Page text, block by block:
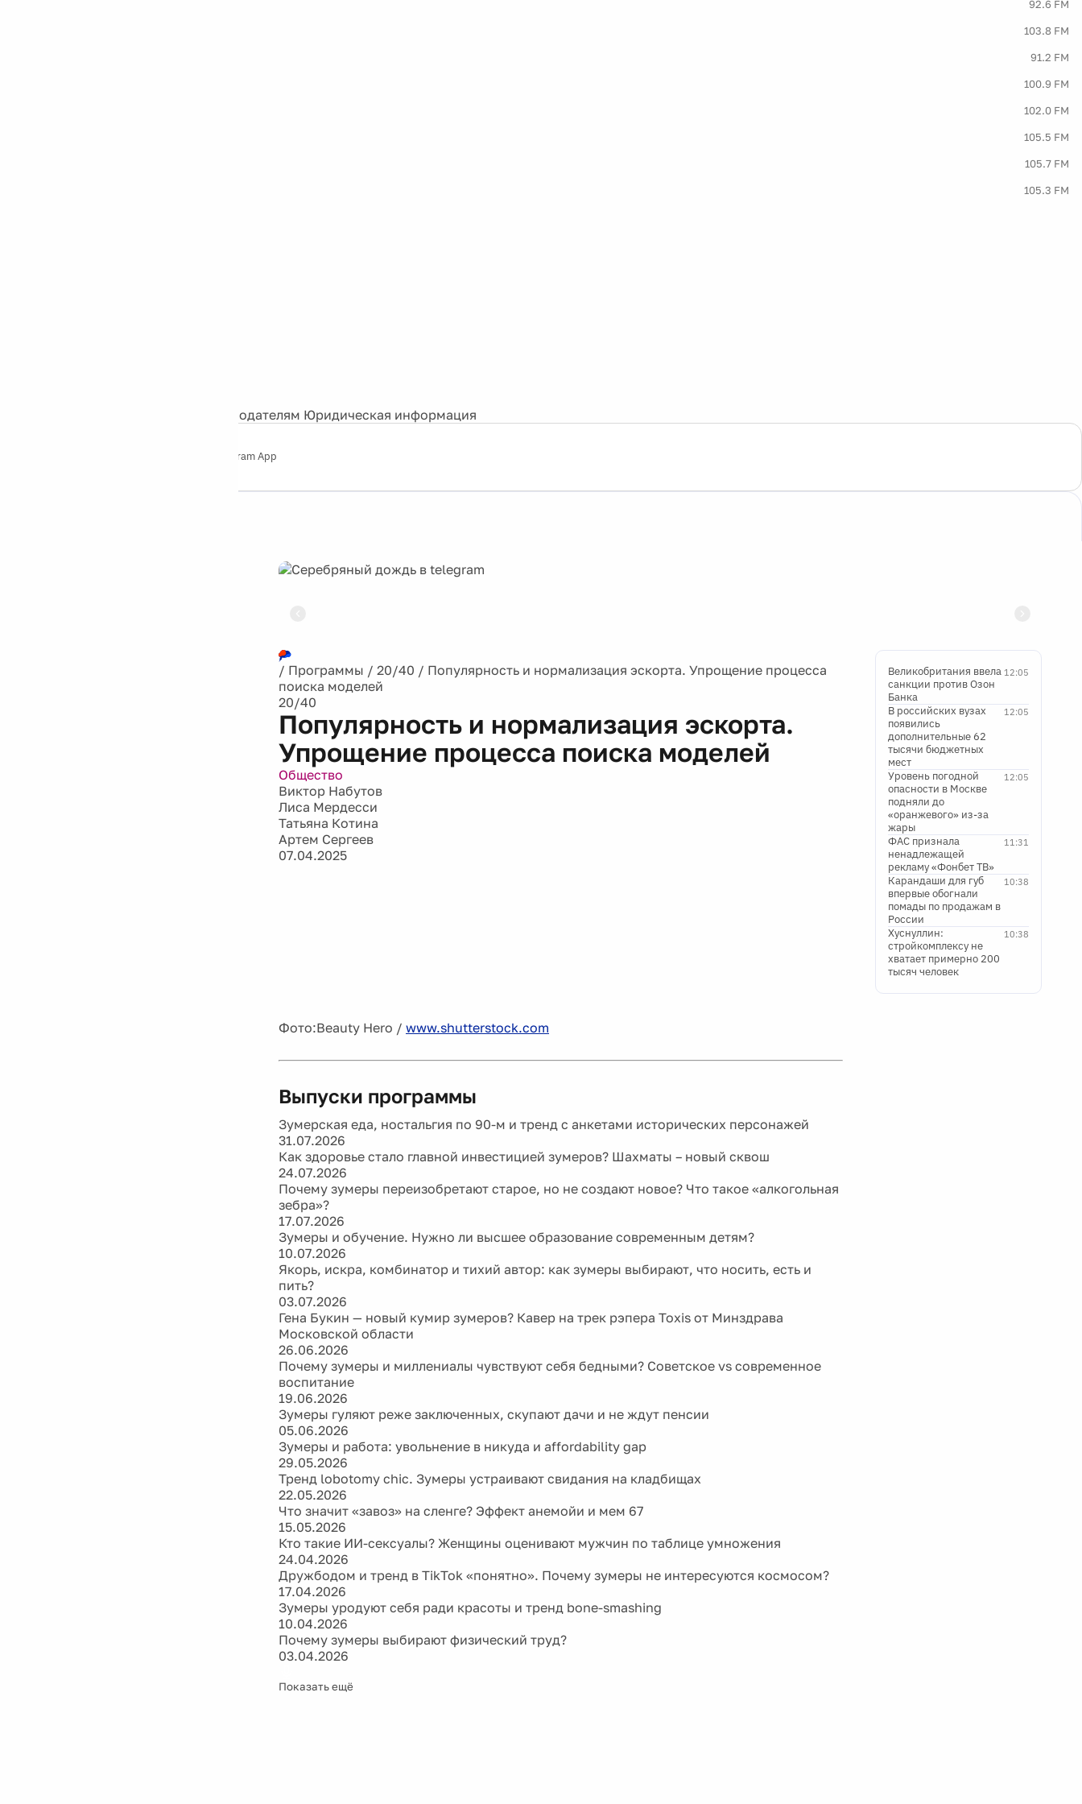
92.6 FM
103.8 FM
91.2 FM
100.9 FM
102.0 FM
105.5 FM
105.7 FM
105.3 FM
Рекламодателям Юридическая информация
Telegram App
/ Программы / 20/40 / Популярность и нормализация эскорта. Упрощение процесса
поиска моделей
20/40
Популярность и нормализация эскорта.
Упрощение процесса поиска моделей
Общество
Виктор Набутов
Лиса Мердесси
Татьяна Котина
Артем Сергеев
07.04.2025
Фото:Beauty Hero / www.shutterstock.com
Выпуски программы
Зумерская еда, ностальгия по 90-м и тренд с анкетами исторических персонажей
31.07.2026
Как здоровье стало главной инвестицией зумеров? Шахматы – новый сквош
24.07.2026
Почему зумеры переизобретают старое, но не создают новое? Что такое «алкогольная
зебра»?
17.07.2026
Зумеры и обучение. Нужно ли высшее образование современным детям?
10.07.2026
Якорь, искра, комбинатор и тихий автор: как зумеры выбирают, что носить, есть и
пить?
03.07.2026
Гена Букин — новый кумир зумеров? Кавер на трек рэпера Toxis от Минздрава
Московской области
26.06.2026
Почему зумеры и миллениалы чувствуют себя бедными? Советское vs современное
воспитание
19.06.2026
Зумеры гуляют реже заключенных, скупают дачи и не ждут пенсии
05.06.2026
Зумеры и работа: увольнение в никуда и affordability gap
29.05.2026
Тренд lobotomy chic. Зумеры устраивают свидания на кладбищах
22.05.2026
Что значит «завоз» на сленге? Эффект анемойи и мем 67
15.05.2026
Кто такие ИИ-сексуалы? Женщины оценивают мужчин по таблице умножения
24.04.2026
Дружбодом и тренд в TikTok «понятно». Почему зумеры не интересуются космосом?
17.04.2026
Зумеры уродуют себя ради красоты и тренд bone-smashing
10.04.2026
Почему зумеры выбирают физический труд?
03.04.2026
Показать ещё
12:05
Великобритания ввела
санкции против Озон
Банка
12:05
В российских вузах
появились
дополнительные 62
тысячи бюджетных
мест
12:05
Уровень погодной
опасности в Москве
подняли до
«оранжевого» из-за
жары
11:31
ФАС признала
ненадлежащей
рекламу «Фонбет ТВ»
10:38
Карандаши для губ
впервые обогнали
помады по продажам в
России
10:38
Хуснуллин:
стройкомплексу не
хватает примерно 200
тысяч человек